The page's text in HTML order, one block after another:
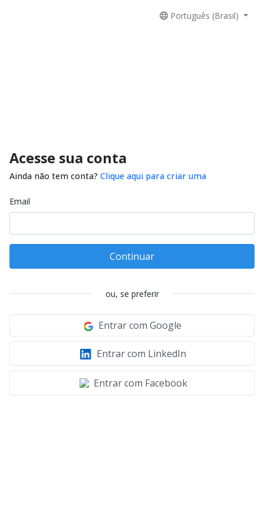
Português (Brasil)
Acesse sua conta
Ainda não tem conta? Clique aqui para criar uma
Email
Continuar
ou, se preferir
Entrar com Google
Entrar com LinkedIn
Entrar com Facebook